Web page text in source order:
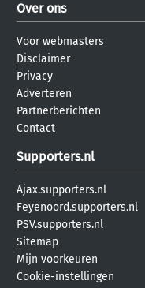
Over ons
Voor webmasters
Disclaimer
Privacy
Adverteren
Partnerberichten
Contact
Supporters.nl
Ajax.supporters.nl
Feyenoord.supporters.nl
PSV.supporters.nl
Sitemap
Mijn voorkeuren
Cookie-instellingen